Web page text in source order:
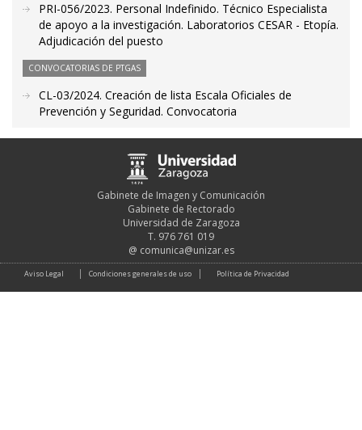
PRI-056/2023. Personal Indefinido. Técnico Especialista
de apoyo a la investigación. Laboratorios CESAR - Etopía.
Adjudicación del puesto
CONVOCATORIAS DE PTGAS
CL-03/2024. Creación de lista Escala Oficiales de
Prevención y Seguridad. Convocatoria
Gabinete de Imagen y Comunicación
Gabinete de Rectorado
Universidad de Zaragoza
T. 976 761 019
@ comunica@unizar.es
Aviso Legal Condiciones generales de uso Política de Privacidad